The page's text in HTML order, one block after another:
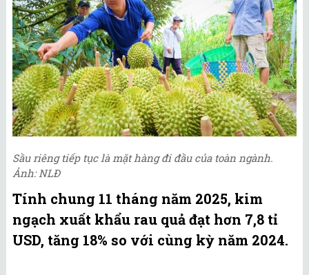
Sầu riêng tiếp tục là mặt hàng đi đầu của toàn ngành.
Ảnh: NLĐ
Tính chung 11 tháng năm 2025, kim
ngạch xuất khẩu rau quả đạt hơn 7,8 tỉ
USD, tăng 18% so với cùng kỳ năm 2024.